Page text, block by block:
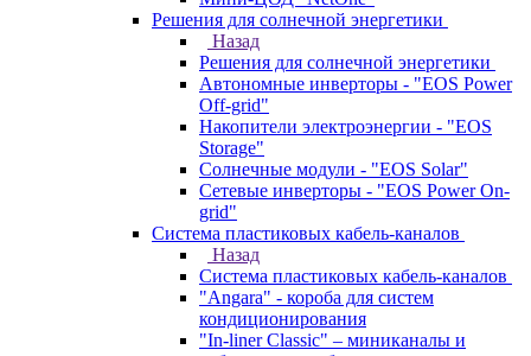
Решения для солнечной энергетики
Назад
Решения для солнечной энергетики
Автономные инверторы - "EOS Power
Off-grid"
Накопители электроэнергии - "EOS
Storage"
Солнечные модули - "EOS Solar"
Сетевые инверторы - "EOS Power On-
grid"
Система пластиковых кабель-каналов
Назад
Система пластиковых кабель-каналов
"Angara" - короба для систем
кондиционирования
"In-liner Classic" – миниканалы и